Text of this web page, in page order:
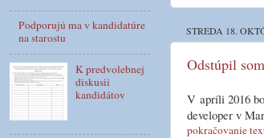
STREDA 18.
Odstúpil
V apríli 2016
developer v
pokračovanie
Podporujú ma v kandidatúre
na starostu
K predvolebnej
diskusii
kandidátov